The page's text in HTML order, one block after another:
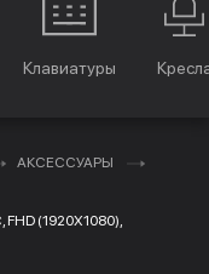
Клавиатуры
АКСЕССУАРЫ
FHD (1920X1080),